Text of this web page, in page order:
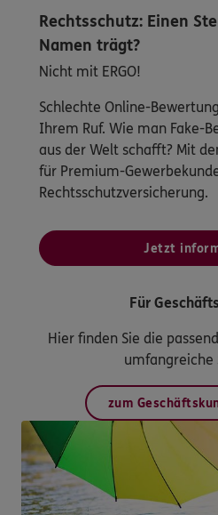
Rechtsschutz: Einen
Namen trägt?
Nicht mit ERGO!
Schlechte Online-
Ihrem Ruf. Wie man Fake-
aus der Welt schafft? Mit
für Premium-
Rechtsschutzversicherung.
Jetzt
Für
Hier finden Sie die
umfangreiche
zum